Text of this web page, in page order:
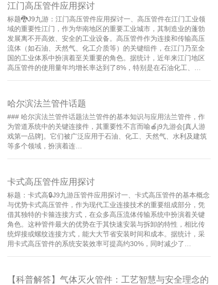
江门高压管件应用探讨
标题🐉J9九游：江门高压管件应用探讨一、高压管件在江门工业领
域的重要性江门，作为华南地区的重要工业城市，其制造业的蓬勃
发展离不开高效、安全的工业设备。高压管件作为连接和传输高压
流体（如石油、天然气、化工介质等）的关键组件，在江门乃至全
国的工业体系中扮演着至关重要的角色。据统计，近年来江门地区
高压管件的使用量年均增长率达到了8%，特别是在石油化工、…
哈尔滨法兰管件话题
### 哈尔滨法兰管件话题法兰管件的基本知识与应用法兰管件，作
为管道系统中的关键连接件，其重要性不言而喻🍎j9九游会[真人游
戏第一品牌]。它们被广泛应用于石油、化工、天然气、水利及建筑
等多个领域，扮演着连…
卡式高压管件应用探讨
标题：卡式高🔒J9九游压管件应用探讨一、卡式高压管件的基本概念
与优势卡式高压管件，作为现代工业连接技术的重要组成部分，凭
借其独特的卡箍连接方式，在众多高压流体传输系统中扮演着关键
角色。这种管件最大的优势在于其快速安装与拆卸的特性，相比传
统焊接或螺纹连接方式，能大大节省安装时间和成本。据统计，采
用卡式高压管件的系统安装效率可提高约30%，同时减少了…
【科普解答】气体灭火管件：工艺智慧与安全理念的